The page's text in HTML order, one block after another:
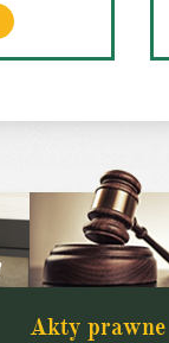
Akty prawne